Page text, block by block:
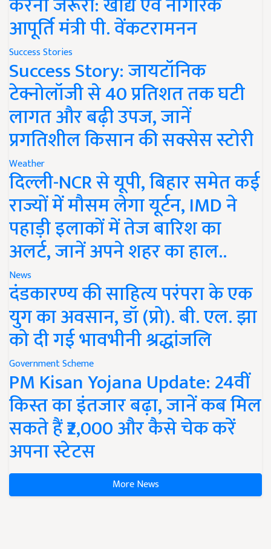
आपूर्ति मंत्री पी. वेंकटरामनन
Success Stories
Success Story: जायटॉनिक
टेक्नोलॉजी से 40 प्रतिशत तक घटी
लागत और बढ़ी उपज, जानें
प्रगतिशील किसान की सक्सेस स्टोरी
Weather
दिल्ली-NCR से यूपी, बिहार समेत कई
राज्यों में मौसम लेगा यूर्टन, IMD ने
पहाड़ी इलाकों में तेज बारिश का
अलर्ट, जानें अपने शहर का हाल..
News
दंडकारण्य की साहित्य परंपरा के एक
युग का अवसान, डॉ (प्रो). बी. एल. झा
को दी गई भावभीनी श्रद्धांजलि
Government Scheme
PM Kisan Yojana Update: 24वीं
किस्त का इंतजार बढ़ा, जानें कब मिल
सकते हैं ₹2,000 और कैसे चेक करें
अपना स्टेटस
More News